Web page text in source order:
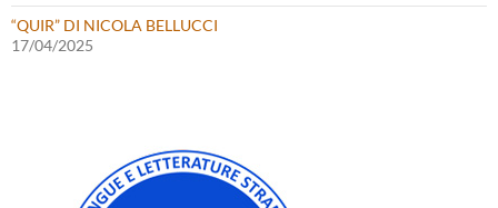
“QUIR” DI NICOLA BELLUCCI
17/04/2025